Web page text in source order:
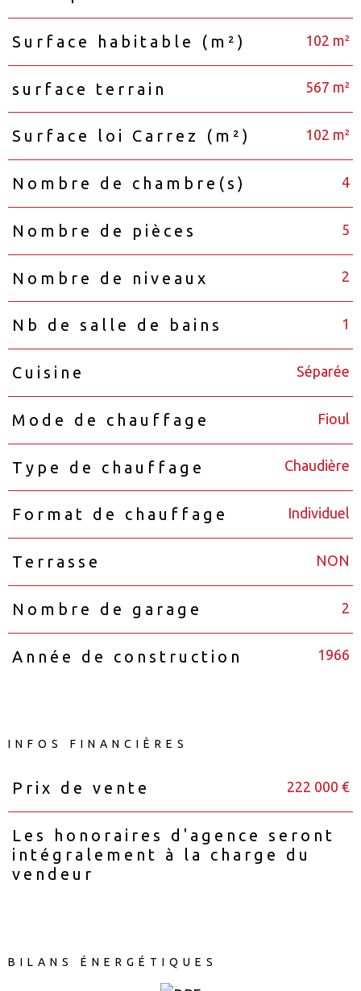
Surface habitable (m²) 102 m²
surface terrain 567 m²
Surface loi Carrez (m²) 102 m²
Nombre de chambre(s) 4
Nombre de pièces 5
Nombre de niveaux 2
Nb de salle de bains 1
Cuisine Séparée
Mode de chauffage Fioul
Type de chauffage Chaudière
Format de chauffage Individuel
Terrasse NON
Nombre de garage 2
Année de construction 1966
INFOS FINANCIÈRES
Caractéristiques Valeurs
Prix de vente 222 000 €
Les honoraires d'agence seront
intégralement à la charge du
vendeur
BILANS ÉNERGÉTIQUES